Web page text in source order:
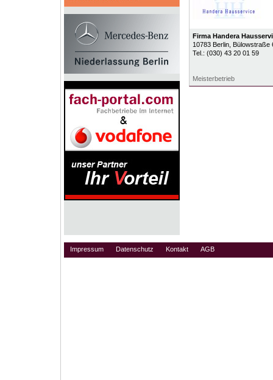
Firma Handera
10783 Berlin, Bülowstraße
Tel.: (030) 43 20 01 59
Meisterbetrieb
Impressum Datenschutz Kontakt AGB